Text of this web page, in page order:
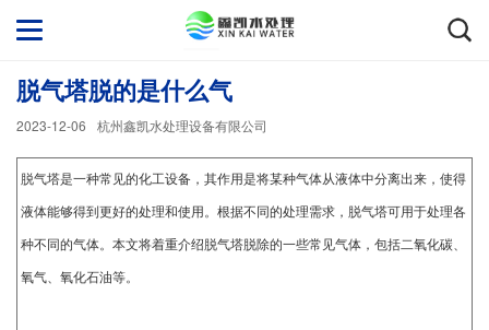
脱气塔脱的是什么气
2023-12-06 杭州鑫凯水处理设备有限公司
脱气塔是一种常见的化工设备，其作用是将某种气体从液体中分离出来，使得
液体能够得到更好的处理和使用。根据不同的处理需求，脱气塔可用于处理各
种不同的气体。本文将着重介绍脱气塔脱除的一些常见气体，包括二氧化碳、
氧气、氧化石油等。